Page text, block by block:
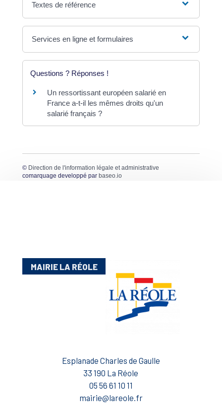
Textes de référence
Services en ligne et formulaires
Questions ? Réponses !
Un ressortissant européen salarié en
France a-t-il les mêmes droits qu'un
salarié français ?
© Direction de l'information légale et administrative
comarquage developpé par baseo.io
MAIRIE LA RÉOLE
Esplanade Charles de Gaulle
33 190 La Réole
05 56 61 10 11
mairie@lareole.fr